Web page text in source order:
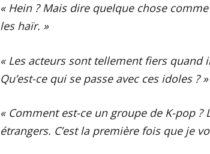
« Hein ? Mais dire quelque chose
les haïr. »
« Les acteurs sont tellement fiers
Qu’est-ce qui se passe avec ces idoles ? »
« Comment est-ce un groupe de K-pop ?
étrangers. C’est la première fois que je